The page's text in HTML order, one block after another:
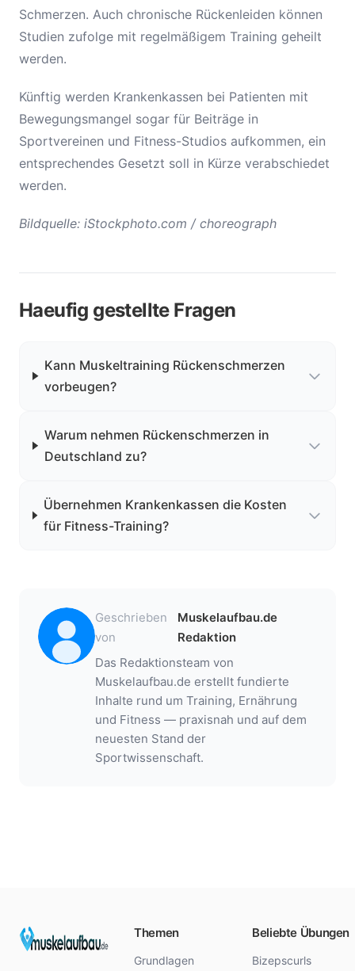
Schmerzen. Auch chronische Rückenleiden können
Studien zufolge mit regelmäßigem Training geheilt
werden.
Künftig werden Krankenkassen bei Patienten mit
Bewegungsmangel sogar für Beiträge in
Sportvereinen und Fitness-Studios aufkommen, ein
entsprechendes Gesetzt soll in Kürze verabschiedet
werden.
Bildquelle: iStockphoto.com / choreograph
Haeufig gestellte Fragen
Kann Muskeltraining Rückenschmerzen
vorbeugen?
Warum nehmen Rückenschmerzen in
Deutschland zu?
Übernehmen Krankenkassen die Kosten
für Fitness-Training?
Geschrieben
von
Muskelaufbau.de
Redaktion
Das Redaktionsteam von
Muskelaufbau.de erstellt fundierte
Inhalte rund um Training, Ernährung
und Fitness — praxisnah und auf dem
neuesten Stand der
Sportwissenschaft.
Themen
Grundlagen
Beliebte Übungen
Bizepscurls